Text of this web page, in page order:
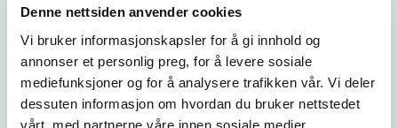
Denne nettsiden anvender cookies
Vi bruker informasjonskapsler for å gi innhold og
annonser et personlig preg, for å levere sosiale
mediefunksjoner og for å analysere trafikken vår. Vi deler
dessuten informasjon om hvordan du bruker nettstedet
vårt, med partnerne våre innen sosiale medier,